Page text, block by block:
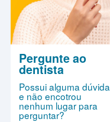
Pergunte ao
dentista
Possui alguma dúvida
e não encotrou
nenhum lugar para
perguntar?